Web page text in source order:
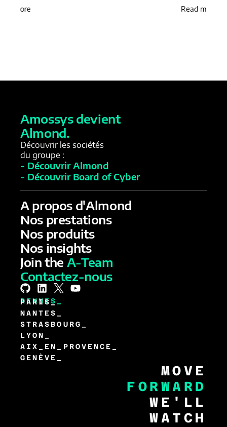
Amossys devient
Almond.
Découvrir les sociétés
du groupe :
- Découvrir Almond
- Découvrir Board of Cyber
A propos d'Almond
Nos prestations
Nos produits
Nos insights
Join the A-Team
Contactez-nous
RENNES_
PARIS_
NANTES_
STRASBOURG_
LYON_
AIX_EN_PROVENCE_
GENÈVE_
MOVE
FORWARD
WE'LL
WATCH